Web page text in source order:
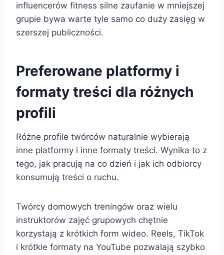
influencerów fitness silne zaufanie w mniejszej
grupie bywa warte tyle samo co duży zasięg w
szerszej publiczności.
Preferowane platformy i
formaty treści dla różnych
profili
Różne profile twórców naturalnie wybierają
inne platformy i inne formaty treści. Wynika to z
tego, jak pracują na co dzień i jak ich odbiorcy
konsumują treści o ruchu.
Twórcy domowych treningów oraz wielu
instruktorów zajęć grupowych chętnie
korzystają z krótkich form wideo. Reels, TikTok
i krótkie formaty na YouTube pozwalają szybko